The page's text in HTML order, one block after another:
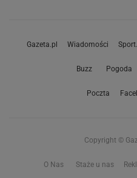
Gazeta.pl Wiadomości
Buzz Pogoda
Poczta
Copyright ©
O Nas Staże u nas